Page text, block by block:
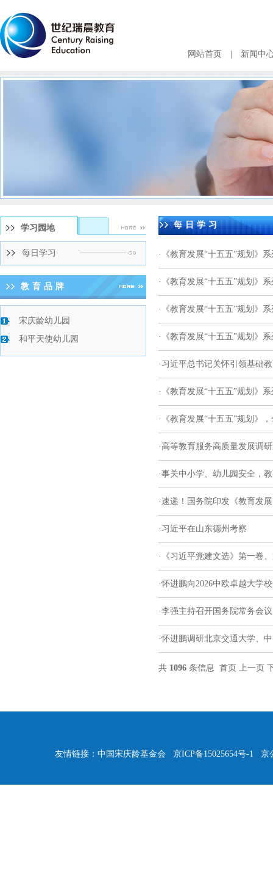
网站首页 新闻中
学习园地
每日学习
教育品牌
宋庆龄幼儿园
和平天使幼儿园
每日学习
· 《教育发展“十五五”规划》
· 《教育发展“十五五”规划》
· 《教育发展“十五五”规划》
· 《教育发展“十五五”规划》
· 习近平总书记关怀引领基础
· 《教育发展“十五五”规划》
· 《教育发展“十五五”规划》
· 高等教育服务高质量发展调
·事关中小学、幼儿园安全，
·速递！国务院印发《教育发
· 习近平在山东德州考察
· 《习近平党建文选》第一卷
·怀进鹏向2026中欧卓越大学
·李强主持召开国务院常务会
·怀进鹏调研北京交通大学、
共 1096 条信息 首页 上一页
友情链接： 中国宋庆龄基金会 京ICP备15025654号-1 京